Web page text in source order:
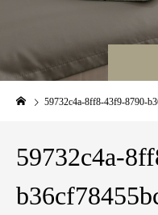
59732c4a-8ff8-43f9-8790-
59732c4a-